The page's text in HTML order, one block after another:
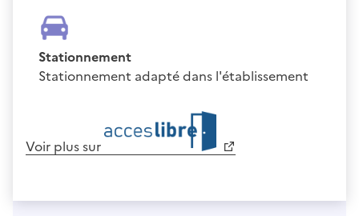
Stationnement
Stationnement adapté dans l'établissement
Voir plus sur